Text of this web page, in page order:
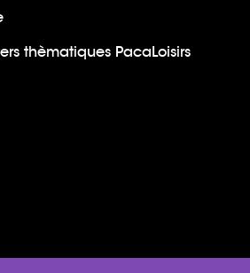
thèmatiques PacaLoisirs